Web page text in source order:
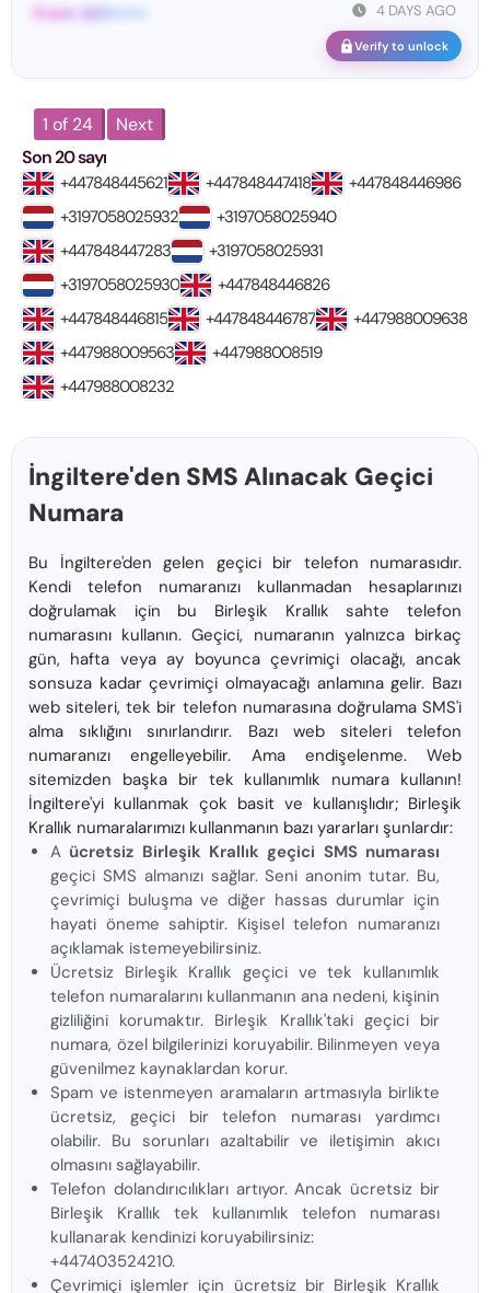
4 DAYS AGO
From: GCl•••••••
Verify to unlock
1 of 24
Next
Son 20 sayı
+447848445621 +447848447418
+447848446986
+3197058025932
+3197058025940
+447848447283
+3197058025931
+3197058025930
+447848446826
+447848446815
+447848446787
+447988009638
+447988009563
+447988008519
+447988008232
İngiltere'den SMS Alınacak Geçici
Numara
Bu İngiltere'den gelen geçici bir telefon numarasıdır.
Kendi telefon numaranızı kullanmadan hesaplarınızı
doğrulamak için bu Birleşik Krallık sahte telefon
numarasını kullanın. Geçici, numaranın yalnızca birkaç
gün, hafta veya ay boyunca çevrimiçi olacağı, ancak
sonsuza kadar çevrimiçi olmayacağı anlamına gelir. Bazı
web siteleri, tek bir telefon numarasına doğrulama SMS'i
alma sıklığını sınırlandırır. Bazı web siteleri telefon
numaranızı engelleyebilir. Ama endişelenme. Web
sitemizden başka bir tek kullanımlık numara kullanın!
İngiltere'yi kullanmak çok basit ve kullanışlıdır; Birleşik
Krallık numaralarımızı kullanmanın bazı yararları şunlardır:
A ücretsiz Birleşik Krallık geçici SMS numarası
geçici SMS almanızı sağlar. Seni anonim tutar. Bu,
çevrimiçi buluşma ve diğer hassas durumlar için
hayati öneme sahiptir. Kişisel telefon numaranızı
açıklamak istemeyebilirsiniz.
Ücretsiz Birleşik Krallık geçici ve tek kullanımlık
telefon numaralarını kullanmanın ana nedeni, kişinin
gizliliğini korumaktır. Birleşik Krallık'taki geçici bir
numara, özel bilgilerinizi koruyabilir. Bilinmeyen veya
güvenilmez kaynaklardan korur.
Spam ve istenmeyen aramaların artmasıyla birlikte
ücretsiz, geçici bir telefon numarası yardımcı
olabilir. Bu sorunları azaltabilir ve iletişimin akıcı
olmasını sağlayabilir.
Telefon dolandırıcılıkları artıyor. Ancak ücretsiz bir
Birleşik Krallık tek kullanımlık telefon numarası
kullanarak kendinizi koruyabilirsiniz:
+447403524210.
Çevrimiçi işlemler için ücretsiz bir Birleşik Krallık